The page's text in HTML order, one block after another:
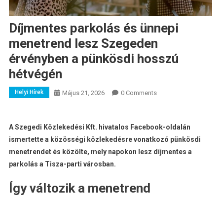
Díjmentes parkolás és ünnepi
menetrend lesz Szegeden
érvényben a pünkösdi hosszú
hétvégén
Helyi Hírek Május 21, 2026 0 Comments
A Szegedi Közlekedési Kft. hivatalos Facebook-oldalán
ismertette a közösségi közlekedésre vonatkozó pünkösdi
menetrendet és közölte, mely napokon lesz díjmentes a
parkolás a Tisza-parti városban.
Így változik a menetrend